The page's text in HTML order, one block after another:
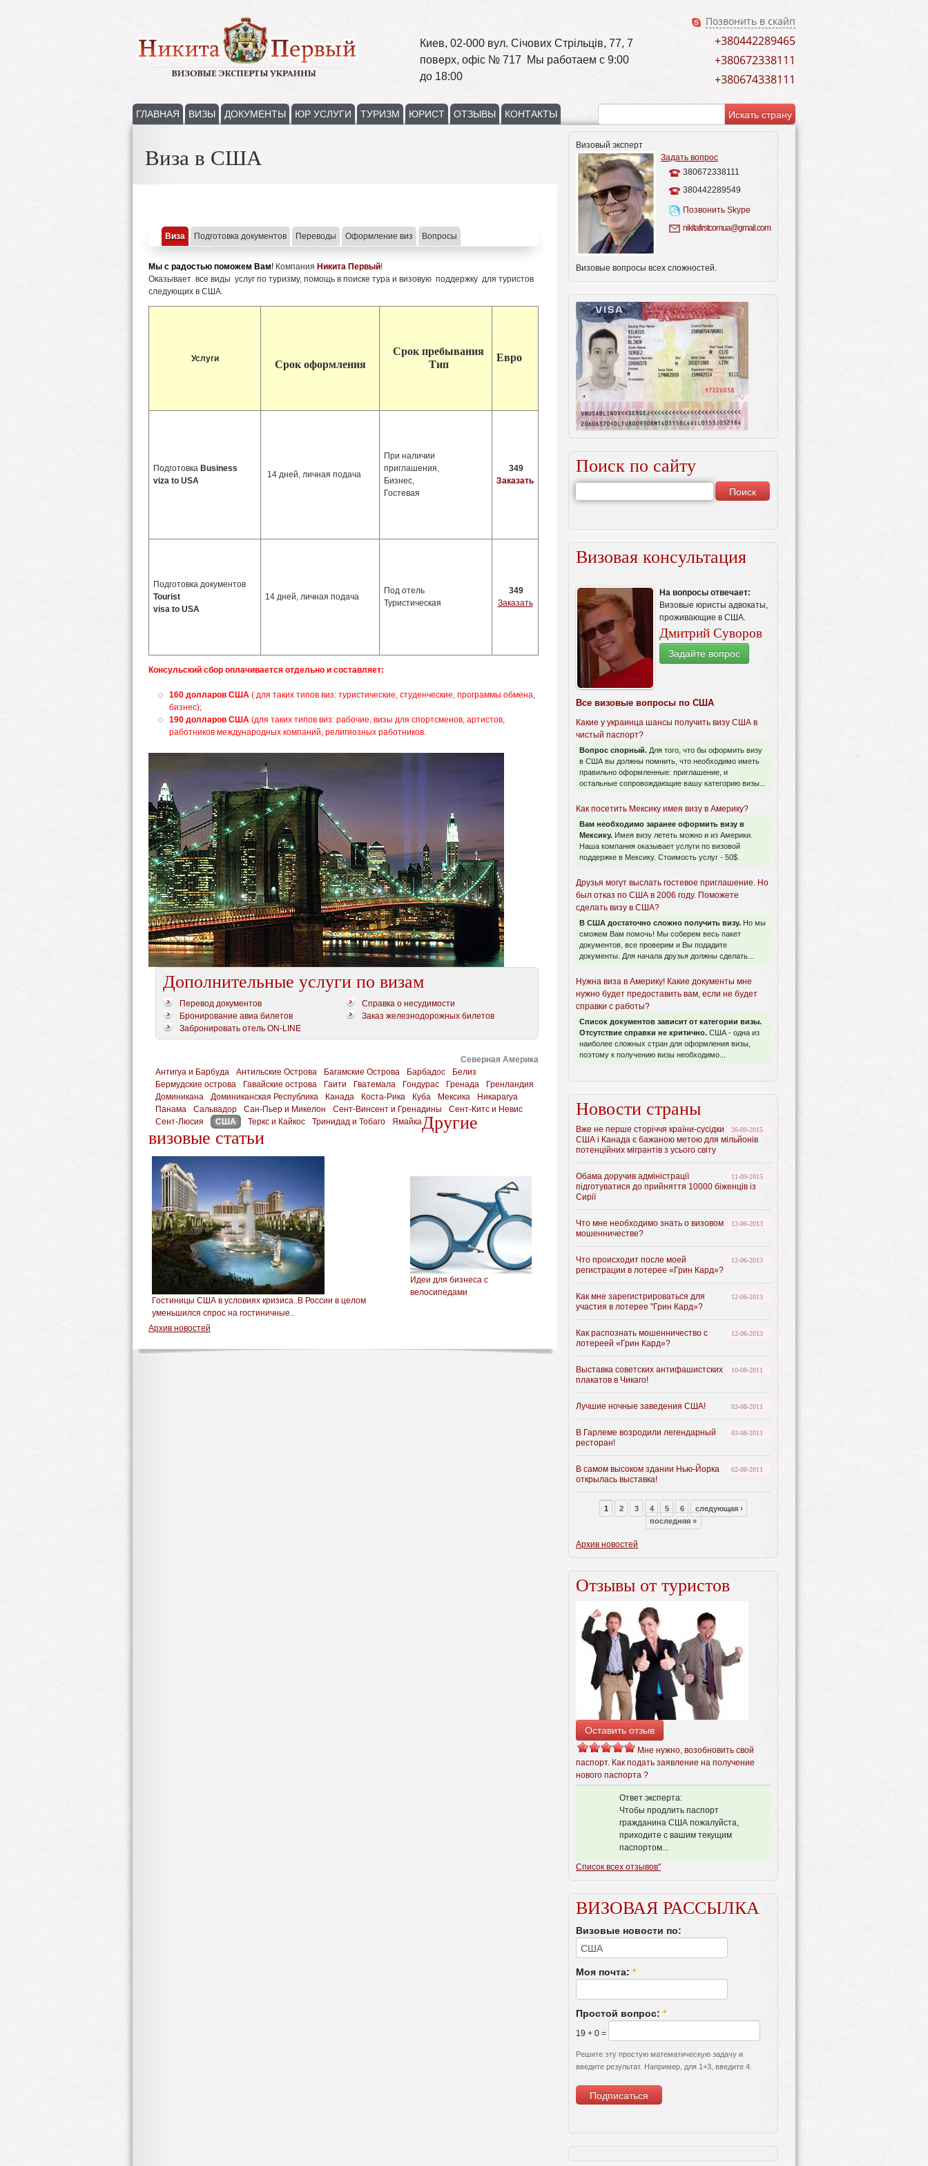
Киев, 02-000 вул. Січових Стрільців, 77, 7
поверх, офіс № 717 Мы работаем с 9:00
до 18:00
Позвонить в скайп
+380442289465
+380672338111
+380674338111
ГЛАВНАЯ ВИЗЫ ДОКУМЕНТЫ ЮР УСЛУГИ ТУРИЗМ ЮРИСТ ОТЗЫВЫ КОНТАКТЫ
Виза в США
Виза Подготовка документов Переводы Оформление виз Вопросы
Мы с радостью поможем Вам! Компания Никита Первый!
Оказывает все виды услуг по туризму, помощь в поиске тура и визовую поддержку для туристов
следующих в США.
Услуги Срок оформления
Срок пребывания
Тип
Евро
Подготовка Business
viza to USA
14 дней, личная подача
При наличии
приглашения,
Бизнес,
Гостевая
349
Заказать
Подготовка документов
Tourist
visa to USA
14 дней, личная подача
Под отель
Туристическая
349
Заказать
Консульский сбор оплачивается отдельно и составляет:
160 долларов США ( для таких типов виз: туристические, студенческие, программы обмена,
бизнес);
190 долларов США (для таких типов виз: рабочие, визы для спортсменов, артистов,
работников международных компаний, религиозных работников.
Дополнительные услуги по визам
Перевод документов
Справка о несудимости
Бронирование авиа билетов
Заказ железнодорожных билетов
Забронировать отель ON-LINE
Северная Америка
Антигуа и Барбуда
Антильские Острова Багамские Острова Барбадос
Белиз
Бермудские острова
Гавайские острова Гаити Гватемала Гондурас Гренада
Гренландия
Доминикана
Доминиканская Республика Канада Коста-Рика Куба Мексика
Никарагуа
Панама
Сальвадор Сан-Пьер и Микелон Сент-Винсент и Гренадины
Сент-Китс и Невис
Сент-Люсия
США Теркс и Кайкос Тринидад и Тобаго ЯмайкаДругие
визовые статьи
Гостиницы США в условиях кризиса..В России в целом
уменьшился спрос на гостиничные..
Идеи для бизнеса с
велосипедами
Архив новостей
Визовый эксперт
Задать вопрос
380672338111
380442289549
Позвонить Skype
nikitafirstcomua@gmail.com
Визовые вопросы всех сложностей.
Поиск по сайту
Визовая консультация
На вопросы отвечает:
Визовые юристы адвокаты,
проживающие в США.
Дмитрий Суворов
Задайте вопрос
Все визовые вопросы по США
Какие у украинца шансы получить визу США в
чистый паспорт?
Вопрос спорный. Для того, что бы оформить визу
в США вы должны помнить, что необходимо иметь
правильно оформленные: приглашение, и
остальные сопровождающие вашу категорию визы...
Как посетить Мексику имея визу в Америку?
Вам необходимо заранее оформить визу в
Мексику. Имея визу лететь можно и из Америки.
Наша компания оказывает услуги по визовой
поддержке в Мексику. Стоимость услуг - 50$.
Друзья могут выслать гостевое приглашение. Но
был отказ по США в 2006 году. Поможете
сделать визу в США?
В США достаточно сложно получить визу. Но мы
сможем Вам помочь! Мы соберем весь пакет
документов, все проверим и Вы подадите
документы. Для начала друзья должны сделать...
Нужна виза в Америку! Какие документы мне
нужно будет предоставить вам, если не будет
справки с работы?
Список документов зависит от категории визы.
Отсутствие справки не критично. США - одна из
наиболее сложных стран для оформления визы,
поэтому к получению визы необходимо...
Новости страны
26-09-2015
Вже не перше сторіччя країни-сусідки
США і Канада є бажаною метою для мільйонів
потенційних мігрантів з усього світу
11-09-2015
Обама доручив адміністрації
підготуватися до прийняття 10000 біженців із
Сирії
12-06-2013
Что мне необходимо знать о визовом
мошенничестве?
12-06-2013
Что происходит после моей
регистрации в лотерее «Грин Кард»?
12-06-2013
Как мне зарегистрироваться для
участия в лотерее "Грин Кард»?
12-06-2013
Как распознать мошенничество с
лотереей «Грин Кард»?
10-08-2011
Выставка советских антифашистских
плакатов в Чикаго!
03-08-2011
Лучшие ночные заведения США!
03-08-2011
В Гарлеме возродили легендарный
ресторан!
02-08-2011
В самом высоком здании Нью-Йорка
открылась выставка!
1 2 3 4 5 6
следующая ›
последняя »
Архив новостей
Отзывы от туристов
Оставить отзыв
Мне нужно, возобновить свой ​​
паспорт. Как подать заявление на получение
нового паспорта ?
Ответ эксперта:
Чтобы продлить паспорт
гражданина США пожалуйста,
приходите с вашим текущим
паспортом...
Список всех отзывов"
ВИЗОВАЯ РАССЫЛКА
Визовые новости по:
Моя почта: *
Простой вопрос: *
19 + 0 =
Решите эту простую математическую задачу и
введите результат. Например, для 1+3, введите 4.